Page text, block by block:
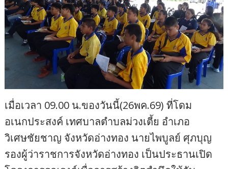
เมื่อเวลา 09.00 น.ของวันนี้(26พค.69) ที่โดม
อเนกประสงค์ เทศบาลตำบลม่วงเตี้ย อำเภอ
วิเศษชัยชาญ จังหวัดอ่างทอง นายไพบูลย์ ศุภบุญ
รองผู้ว่าราชการจังหวัดอ่างทอง เป็นประธานเปิด